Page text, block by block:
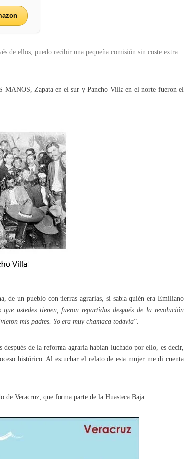
de ellos, puedo recibir una pequeña comisión sin coste extra
Zapata en el sur y Pancho Villa en el norte fueron el
de un pueblo con tierras agrarias, si sabía quién era Emiliano
que ustedes tienen, fueron repartidas después de la revolución
mis padres. Yo era muy chamaca todavía”.
de la reforma agraria habían luchado por ello, es decir,
histórico. Al escuchar el relato de esta mujer me di cuenta
de Veracruz; que forma parte de la Huasteca Baja.